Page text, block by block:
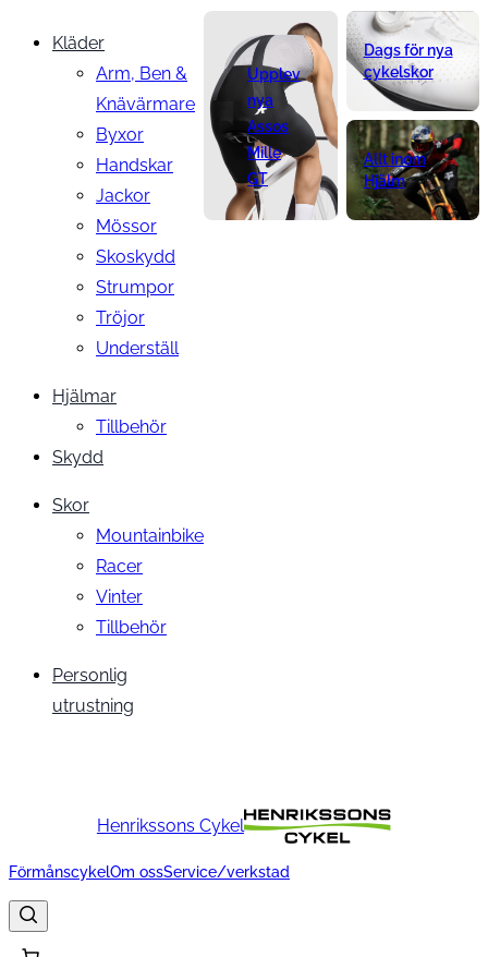
Kläder
Arm, Ben &
Knävärmare
Byxor
Handskar
Jackor
Mössor
Skoskydd
Strumpor
Tröjor
Underställ
Hjälmar
Tillbehör
Skydd
Skor
Mountainbike
Racer
Vinter
Tillbehör
Personlig
utrustning
Upplev
nya
Assos
Mille
GT
Dags för nya
cykelskor
Allt inom
Hjälm
Henrikssons Cykel
FörmånscykelOm ossService/verkstad